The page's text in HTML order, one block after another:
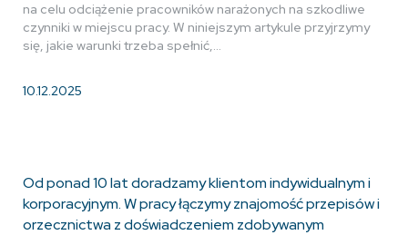
na celu odciążenie pracowników narażonych na szkodliwe
czynniki w miejscu pracy. W niniejszym artykule przyjrzymy
się, jakie warunki trzeba spełnić,…
10.12.2025
Od ponad 10 lat doradzamy klientom indywidualnym i
korporacyjnym. W pracy łączymy znajomość przepisów i
orzecznictwa z doświadczeniem zdobywanym